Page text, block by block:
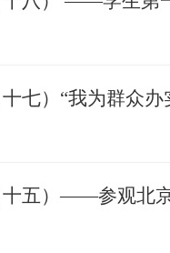
七）“我为群众
十五）——参观北